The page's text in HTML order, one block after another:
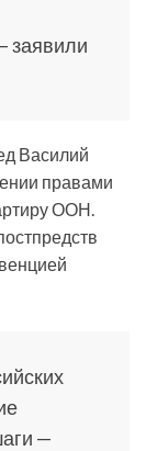
заявили
Василий
правами
ООН.
—